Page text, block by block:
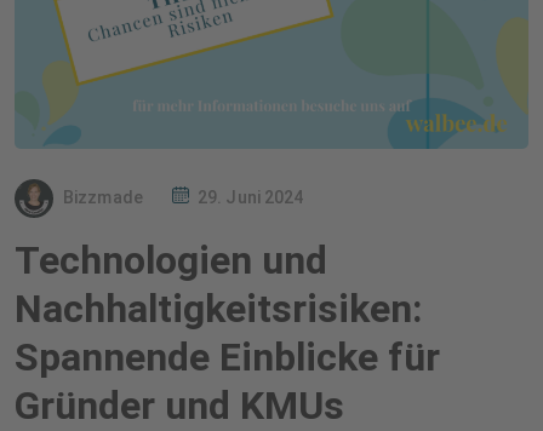
Bizzmade 29. Juni 2024
Technologien und
Nachhaltigkeitsrisiken:
Spannende Einblicke für
Gründer und KMUs